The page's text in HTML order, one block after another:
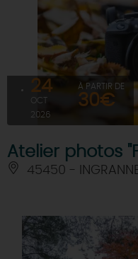
24
OCT
2026
À PARTIR DE
30€
Atelier photos
45450 -